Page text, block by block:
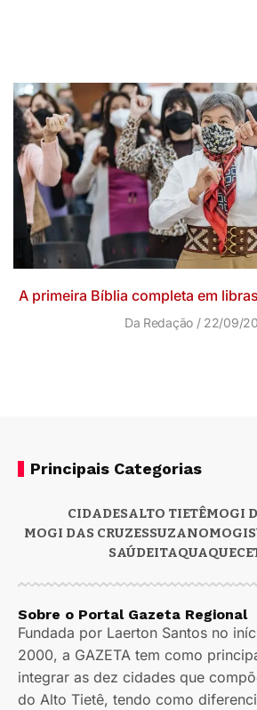
A primeira Bíblia completa em
Da Redação 22/09/
Principais Categorias
CIDADESALTO TIETÊMOGI
MOGI DAS CRUZESSUZANOMOGI
SAÚDE
Sobre o Portal Gazeta Regional
Fundada por Laerton Santos no
2000, a GAZETA tem como
integrar as dez cidades que
do Alto Tietê, tendo como